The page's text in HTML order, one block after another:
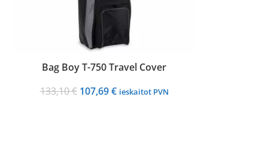
Bag Boy T-750 Travel Cover
133,10€ Original
107,69€Current
ieskaitot PVN